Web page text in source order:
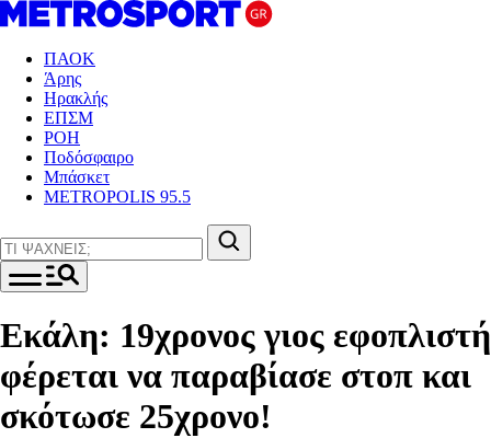
ΠΑΟΚ
Άρης
Ηρακλής
ΕΠΣΜ
ΡΟΗ
Ποδόσφαιρο
Μπάσκετ
METROPOLIS 95.5
Εκάλη: 19χρονος γιος εφοπλιστή
φέρεται να παραβίασε στοπ και
σκότωσε 25χρονο!